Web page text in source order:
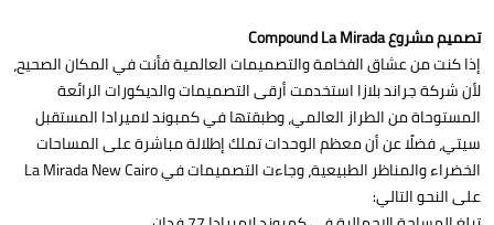
تصميم مشروع Compound La Mirada
إذا كنت من عشاق الفخامة والتصميمات العالمية فأنت في المكان الصحيح،
لأن شركة جراند بلازا استخدمت أرقى التصميمات والديكورات الرائعة
المستوحاة من الطراز العالمي، وطبقتها في كمبوند لاميرادا المستقبل
سيتي، فضلًا عن أن معظم الوحدات تملك إطلالة مباشرة على المساحات
الخضراء والمناظر الطبيعية، وجاءت التصميمات في La Mirada New Cairo
على النحو التالي: